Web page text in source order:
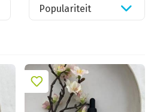
Populariteit